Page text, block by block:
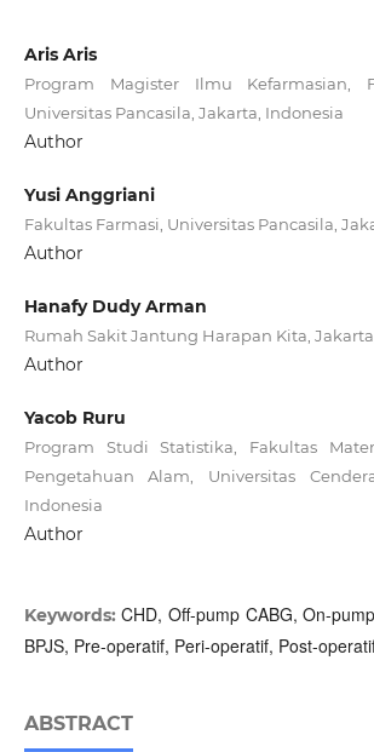
Aris Aris
Program Magister Ilmu Kefarmasian,
Universitas Pancasila, Jakarta, Indonesia
Author
Yusi Anggriani
Fakultas Farmasi, Universitas Pancasila,
Author
Hanafy Dudy Arman
Rumah Sakit Jantung Harapan Kita,
Author
Yacob Ruru
Program Studi Statistika, Fakultas
Pengetahuan Alam, Universitas
Indonesia
Author
Keywords:CHD, Off-pump CABG, On-
BPJS, Pre-operatif, Peri-operatif, Post-
ABSTRACT